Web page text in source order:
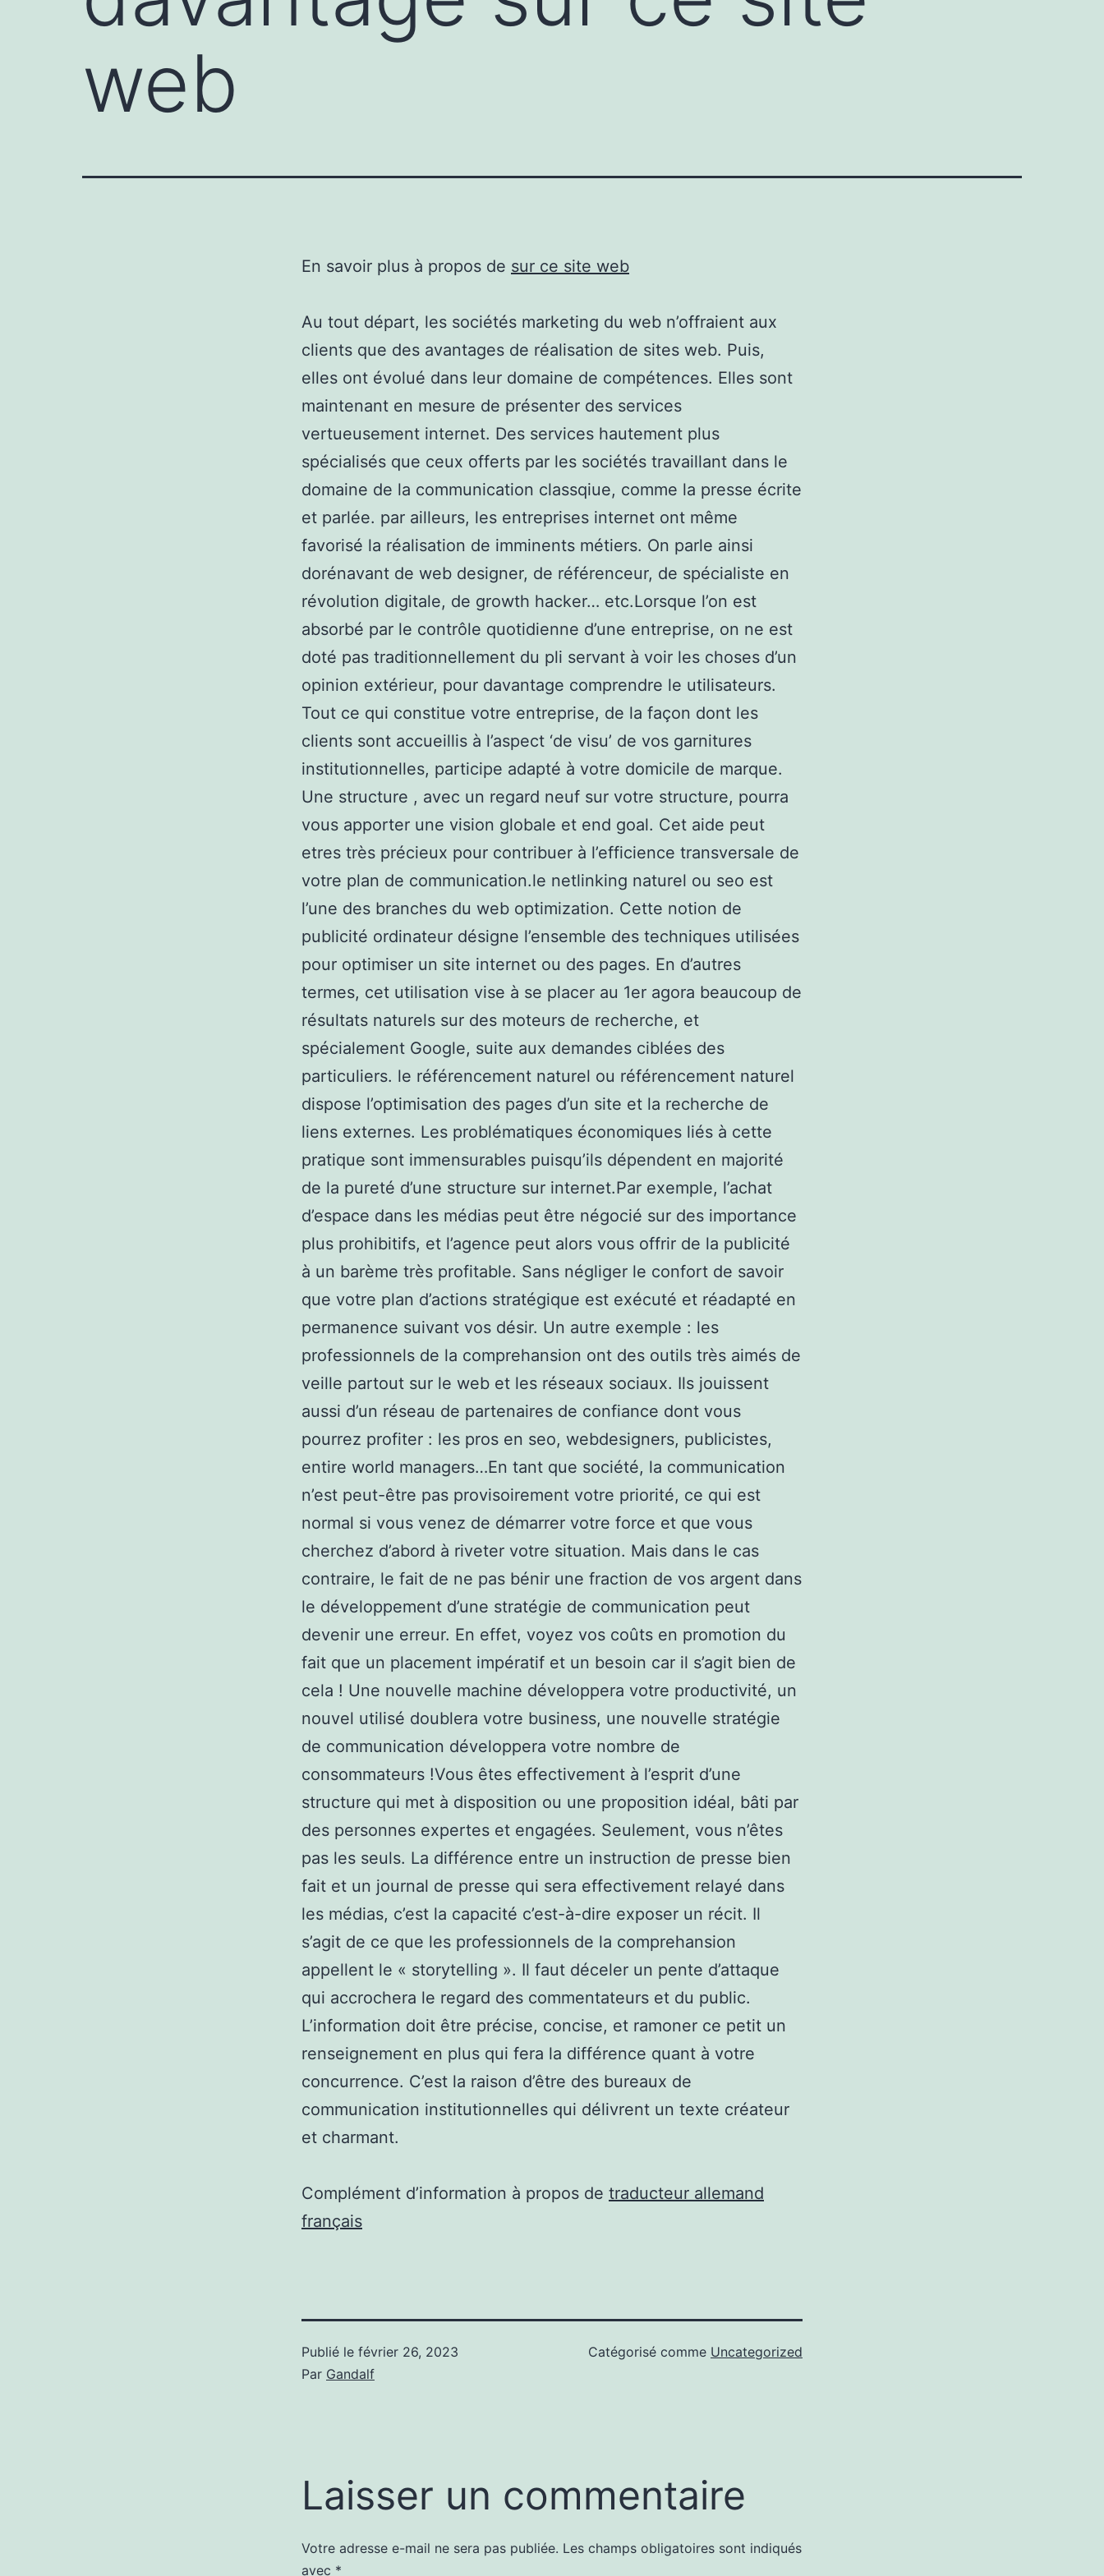
web
En savoir plus à propos de sur ce site web
Au tout départ, les sociétés marketing du web n’offraient aux
clients que des avantages de réalisation de sites web. Puis,
elles ont évolué dans leur domaine de compétences. Elles sont
maintenant en mesure de présenter des services
vertueusement internet. Des services hautement plus
spécialisés que ceux offerts par les sociétés travaillant dans le
domaine de la communication classqiue, comme la presse écrite
et parlée. par ailleurs, les entreprises internet ont même
favorisé la réalisation de imminents métiers. On parle ainsi
dorénavant de web designer, de référenceur, de spécialiste en
révolution digitale, de growth hacker… etc.Lorsque l’on est
absorbé par le contrôle quotidienne d’une entreprise, on ne est
doté pas traditionnellement du pli servant à voir les choses d’un
opinion extérieur, pour davantage comprendre le utilisateurs.
Tout ce qui constitue votre entreprise, de la façon dont les
clients sont accueillis à l’aspect ‘de visu’ de vos garnitures
institutionnelles, participe adapté à votre domicile de marque.
Une structure , avec un regard neuf sur votre structure, pourra
vous apporter une vision globale et end goal. Cet aide peut
etres très précieux pour contribuer à l’efficience transversale de
votre plan de communication.le netlinking naturel ou seo est
l’une des branches du web optimization. Cette notion de
publicité ordinateur désigne l’ensemble des techniques utilisées
pour optimiser un site internet ou des pages. En d’autres
termes, cet utilisation vise à se placer au 1er agora beaucoup de
résultats naturels sur des moteurs de recherche, et
spécialement Google, suite aux demandes ciblées des
particuliers. le référencement naturel ou référencement naturel
dispose l’optimisation des pages d’un site et la recherche de
liens externes. Les problématiques économiques liés à cette
pratique sont immensurables puisqu’ils dépendent en majorité
de la pureté d’une structure sur internet.Par exemple, l’achat
d’espace dans les médias peut être négocié sur des importance
plus prohibitifs, et l’agence peut alors vous offrir de la publicité
à un barème très profitable. Sans négliger le confort de savoir
que votre plan d’actions stratégique est exécuté et réadapté en
permanence suivant vos désir. Un autre exemple : les
professionnels de la comprehansion ont des outils très aimés de
veille partout sur le web et les réseaux sociaux. Ils jouissent
aussi d’un réseau de partenaires de confiance dont vous
pourrez profiter : les pros en seo, webdesigners, publicistes,
entire world managers…En tant que société, la communication
n’est peut-être pas provisoirement votre priorité, ce qui est
normal si vous venez de démarrer votre force et que vous
cherchez d’abord à riveter votre situation. Mais dans le cas
contraire, le fait de ne pas bénir une fraction de vos argent dans
le développement d’une stratégie de communication peut
devenir une erreur. En effet, voyez vos coûts en promotion du
fait que un placement impératif et un besoin car il s’agit bien de
cela ! Une nouvelle machine développera votre productivité, un
nouvel utilisé doublera votre business, une nouvelle stratégie
de communication développera votre nombre de
consommateurs !Vous êtes effectivement à l’esprit d’une
structure qui met à disposition ou une proposition idéal, bâti par
des personnes expertes et engagées. Seulement, vous n’êtes
pas les seuls. La différence entre un instruction de presse bien
fait et un journal de presse qui sera effectivement relayé dans
les médias, c’est la capacité c’est-à-dire exposer un récit. Il
s’agit de ce que les professionnels de la comprehansion
appellent le « storytelling ». Il faut déceler un pente d’attaque
qui accrochera le regard des commentateurs et du public.
L’information doit être précise, concise, et ramoner ce petit un
renseignement en plus qui fera la différence quant à votre
concurrence. C’est la raison d’être des bureaux de
communication institutionnelles qui délivrent un texte créateur
et charmant.
Complément d’information à propos de traducteur allemand
français
Publié le février 26, 2023
Par Gandalf
Catégorisé comme Uncategorized
Laisser un commentaire
Votre adresse e-mail ne sera pas publiée. Les champs obligatoires sont indiqués
avec *